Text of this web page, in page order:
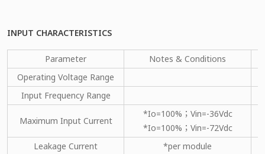
INPUT CHARACTERISTICS
Parameter Notes & Conditions
Operating Voltage Range
Input Frequency Range
Maximum Input Current
*Io=100%；Vin=-36Vdc
*Io=100%；Vin=-72Vdc
Leakage Current
*per module